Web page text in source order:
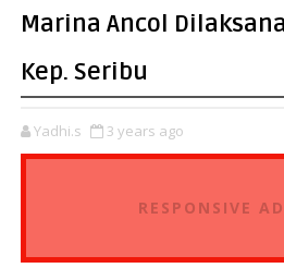
Marina Ancol
Kep. Seribu
Yadhi.s 3 years ago
RESPONSIVE